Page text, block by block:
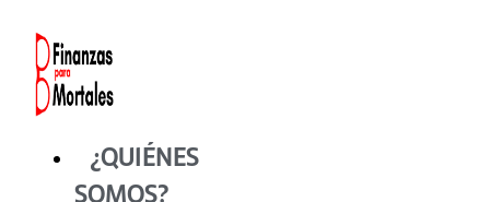
contenido
¿QUIÉNES
SOMOS?